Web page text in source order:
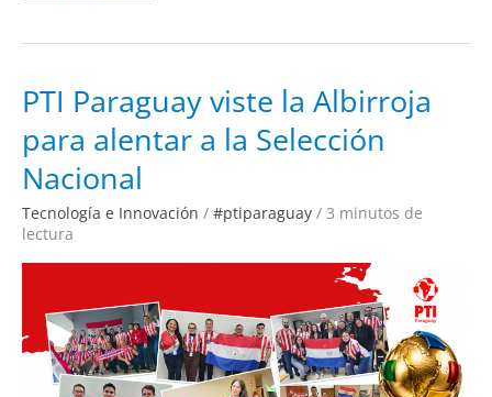
PTI Paraguay viste la Albirroja
para alentar a la Selección
Nacional
Tecnología e Innovación / #ptiparaguay / 3 minutos de
lectura
PTI
Paraguay
viste
la
Albirroja
alentar
a
la
Selección
Nacional